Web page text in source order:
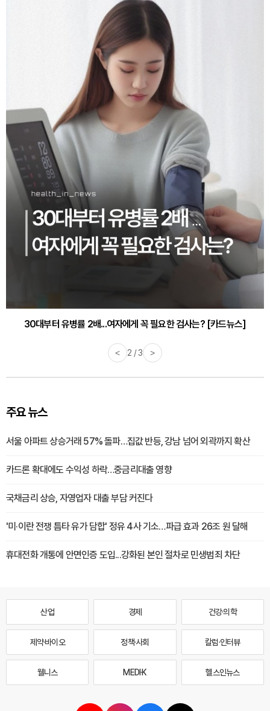
30대부터 유병률 2배...여자에게 꼭 필요한 검사는? [카드뉴스]
< 2 / 3 >
주요 뉴스
서울 아파트 상승거래 57% 돌파…집값 반등, 강남 넘어 외곽까지 확산
카드론 확대에도 수익성 하락…중금리대출 영향
국채금리 상승, 자영업자 대출 부담 커진다
'미·이란 전쟁 틈타 유가 담합' 정유 4사 기소…파급 효과 26조 원 달해
휴대전화 개통에 안면인증 도입...강화된 본인 절차로 민생범죄 차단
산업 경제 건강·의학
제약·바이오 정책·사회 칼럼·인터뷰
웰니스 MEDI·K 헬스인뉴스